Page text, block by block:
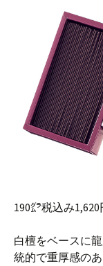
190㌘税込み1,620
白檀をベースに
統的で重厚感の